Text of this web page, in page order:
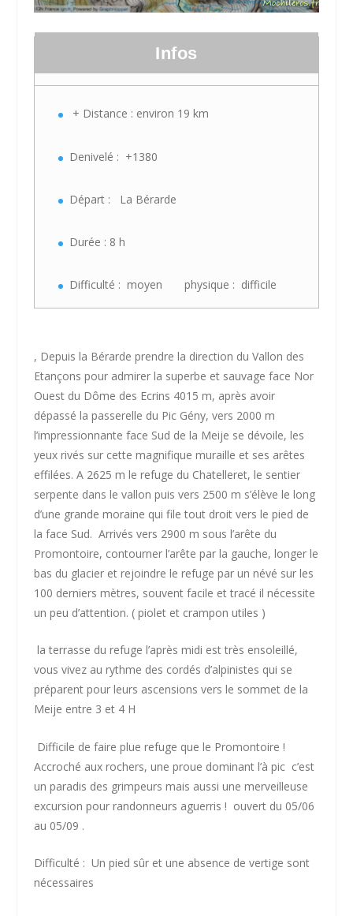
Infos
+ Distance : environ 19 km
Denivelé : +1380
Départ : La Bérarde
Durée : 8 h
Difficulté : moyen physique : difficile
, Depuis la Bérarde prendre la direction du Vallon des
Etançons pour admirer la superbe et sauvage face Nor
Ouest du Dôme des Ecrins 4015 m, après avoir
dépassé la passerelle du Pic Gény, vers 2000 m
l’impressionnante face Sud de la Meije se dévoile, les
yeux rivés sur cette magnifique muraille et ses arêtes
effilées. A 2625 m le refuge du Chatelleret, le sentier
serpente dans le vallon puis vers 2500 m s’élève le long
d’une grande moraine qui file tout droit vers le pied de
la face Sud. Arrivés vers 2900 m sous l’arête du
Promontoire, contourner l’arête par la gauche, longer le
bas du glacier et rejoindre le refuge par un névé sur les
100 derniers mètres, souvent facile et tracé il nécessite
un peu d’attention. ( piolet et crampon utiles )
la terrasse du refuge l’après midi est très ensoleillé,
vous vivez au rythme des cordés d’alpinistes qui se
préparent pour leurs ascensions vers le sommet de la
Meije entre 3 et 4 H
Difficile de faire plue refuge que le Promontoire !
Accroché aux rochers, une proue dominant l’à pic c’est
un paradis des grimpeurs mais aussi une merveilleuse
excursion pour randonneurs aguerris ! ouvert du 05/06
au 05/09 .
Difficulté : Un pied sûr et une absence de vertige sont
nécessaires